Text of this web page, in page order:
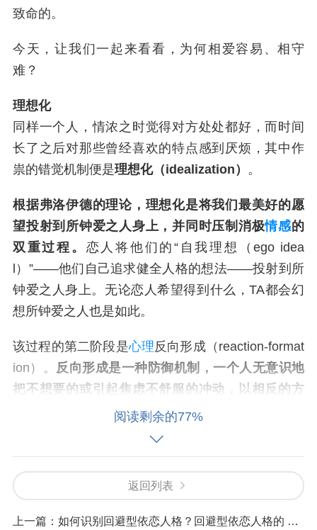
致命的。
今天，让我们一起来看看，为何相爱容易、相守
难？
理想化
同样一个人，情浓之时觉得对方处处都好，而时间
长了之后对那些曾经喜欢的特点感到厌烦，其中作
祟的错觉机制便是理想化（idealization） 。
根据弗洛伊德的理论，理想化是将我们最美好的愿
望投射到所钟爱之人身上，并同时压制消极情感的
双重过程。 恋人将他们的“自我理想（ego idea
l）”——他们自己追求健全人格的想法——投射到所
钟爱之人身上。无论恋人希望得到什么，TA都会幻
想所钟爱之人也是如此。
该过程的第二阶段是心理反向形成（reaction-format
ion）。 反向形成是一种防御机制，一个人无意识地
把不想要的或引起焦虑不舒服的冲动，以相反的方
式表达出来，以保护自己的自尊免受伤害。
之人理想化是克制自己侵犯性的一种方式，那些总
是强调说他们的伴侣如何“优秀”的人可能在保护自己
免受愤怒和怨恨等情绪的困扰。
阅读剩余的77%
返回列表
上一篇： 如何识别回避型依恋人格？回避型依恋人格的 7 种表现